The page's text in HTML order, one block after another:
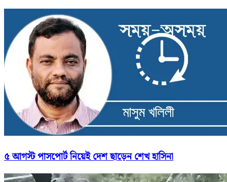
৫ আগস্ট পাসপোর্ট নিয়েই দেশ ছাড়েন শেখ হাসিনা